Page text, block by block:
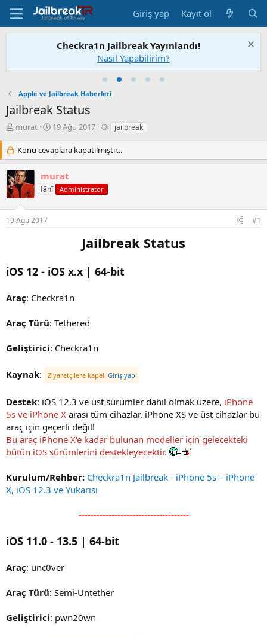
Giriş yap Kayıt ol
Checkra1n Jailbreak Yayınlandı!
Nasıl Yapabilirim?
Apple ve Jailbreak Haberleri
Jailbreak Status
K
n
u
S
a
h
i
b
i
murat
B
ş
l
n
g
ç
h
i
19 Ağu 2017
E
i
k
r
jailbreak
Konu cevaplara kapatılmıştır...
murat
fânî Administrator
19 Ağu 2017 #1
Jailbreak Status
iOS 12 - iOS x.x | 64-bit
Araç: Checkra1n
Araç Türü: Tethered
Geliştirici: Checkra1n
Kaynak: Ziyaretçilere kapalı Giriş yap
Destek: iOS 12.3 ve üst sürümler dahil olmak üzere, iPhone
5s ve iPhone X arası tüm cihazlar. iPhone XS ve üst cihazlar bu
araç için geçerli değil!
Bu araç iPhone X'e kadar bulunan modeller için gelecekteki
bütün iOS sürümlerini destekleyecektir.
Kurulum/Rehber: Checkra1n Jailbreak - iPhone 5s – iPhone
X, iOS 12.3 ve Yukarısı
-------------------------------------
iOS 11.0 - 13.5 | 64-bit
Araç: unc0ver
Araç Türü: Semi-Untether
Geliştirici: pwn20wn